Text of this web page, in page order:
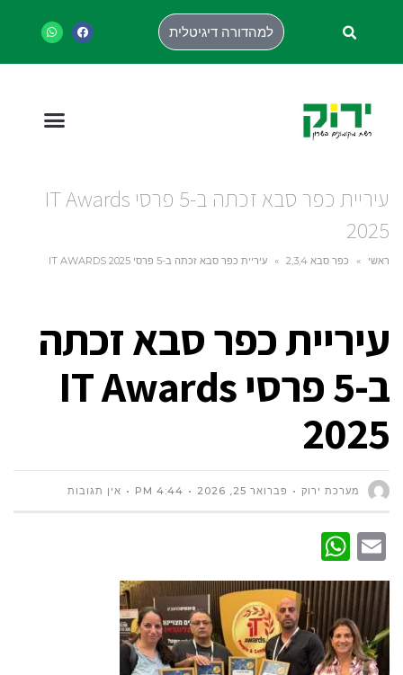
למהדורה דיגיטלית
עיריית כפר סבא זכתה ב-5 פרסי IT Awards
2025
ראשי » כפר סבא 2,3,4 » עיריית כפר סבא זכתה ב-5 פרסי IT AWARDS 2025
עיריית כפר סבא זכתה
ב-5 פרסי IT Awards
2025
מערכת ירוק פברואר 25, 2026 4:44 PM אין תגובות
Email